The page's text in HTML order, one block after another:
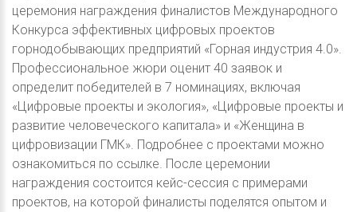
церемония награждения финалистов Международного
Конкурса эффективных цифровых проектов
горнодобывающих предприятий «Горная индустрия 4.0».
Профессиональное жюри оценит 40 заявок и
определит победителей в 7 номинациях, включая
«Цифровые проекты и экология», «Цифровые проекты и
развитие человеческого капитала» и «Женщина в
цифровизации ГМК». Подробнее с проектами можно
ознакомиться по ссылке. После церемонии
награждения состоится кейс-сессия с примерами
проектов, на которой финалисты поделятся опытом и